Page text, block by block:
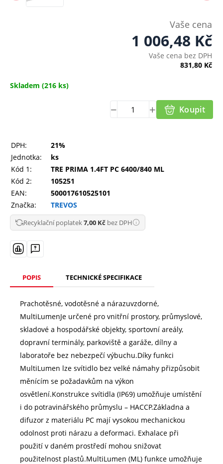
Vaše cena
1 006,48 Kč
Vaše cena bez DPH
831,80 Kč
Skladem (216 ks)
Koupit
DPH:
21%
Jednotka:
ks
Kód 1:
TRE PRIMA 1.4FT PC 6400/840 ML
Kód 2:
105251
EAN:
500017610525101
Značka:
TREVOS
Recyklační poplatek7,00 Kč bez DPH
POPIS TECHNICKÉ SPECIFIKACE
Prachotěsné, vodotěsné a nárazuvzdorné,
MultiLumenJe určené pro vnitřní prostory, průmyslové,
skladové a hospodářské objekty, sportovní areály,
dopravní terminály, parkoviště a garáže, dílny a
laboratoře bez nebezpečí výbuchu.Díky funkci
MultiLumen lze svítidlo bez velké námahy přizpůsobit
měnícím se požadavkům na výkon
osvětlení.Konstrukce svítidla (IP69) umožňuje umístění
i do potravinářského průmyslu – HACCP.Základna a
difuzor z materiálu PC mají vysokou mechanickou
odolnost proti nárazu a deformaci. Exhalace při
použití v daném prostředí mohou snižovat
použitelnost plastů.MultiLumen (ML) funkce umožňuje